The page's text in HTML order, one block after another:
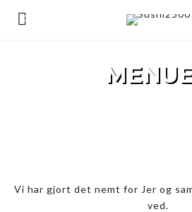
0
Vi har gjort det nemt for Jer og
ved.